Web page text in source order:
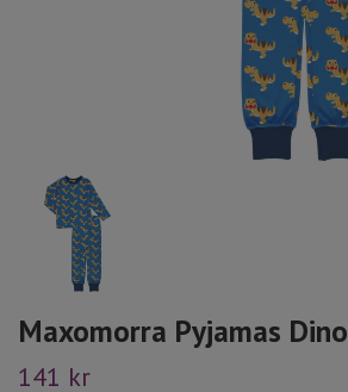
Maxomorra Pyjamas Dino
141 kr